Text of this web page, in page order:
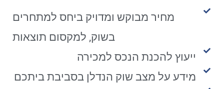
מחיר מבוקש ומדויק ביחס למתחרים
בשוק, למקסום תוצאות
ייעוץ להכנת הנכס למכירה
מידע על מצב שוק הנדלן בסביבת ביתכם